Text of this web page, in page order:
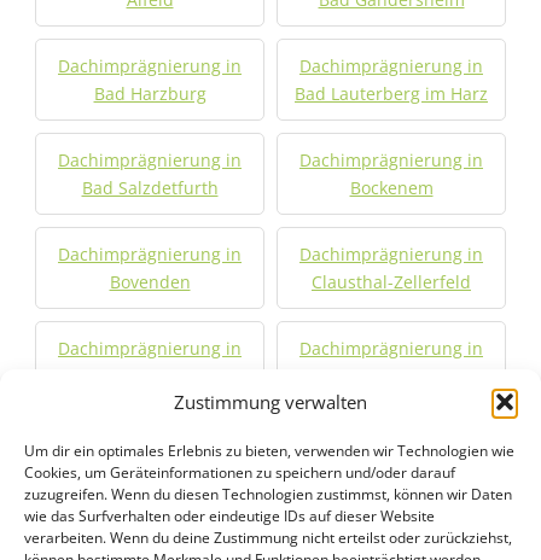
Zustimmung verwalten
Um dir ein optimales Erlebnis zu bieten, verwenden wir Technologien wie
Cookies, um Geräteinformationen zu speichern und/oder darauf
zuzugreifen. Wenn du diesen Technologien zustimmst, können wir Daten
wie das Surfverhalten oder eindeutige IDs auf dieser Website
verarbeiten. Wenn du deine Zustimmung nicht erteilst oder zurückziehst,
Dachimprägnierung in
Bad Harzburg
Dachimprägnierung in
Bad Lauterberg im Harz
Dachimprägnierung in
Bad Salzdetfurth
Dachimprägnierung in
Bockenem
Dachimprägnierung in
Bovenden
Dachimprägnierung in
Clausthal-Zellerfeld
Dachimprägnierung in
Dachimprägnierung in
Dachimprägnierung in
Einbeck
Dachimprägnierung in
Friedland
Dachimprägnierung in
Dachimprägnierung in